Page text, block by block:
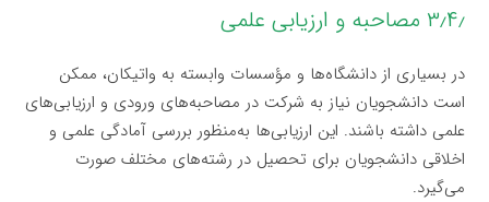
۳٫۴٫ مصاحبه و ارزیابی علمی
در بسیاری از دانشگاه‌ها و مؤسسات وابسته به واتیکان، ممکن
است دانشجویان نیاز به شرکت در مصاحبه‌های ورودی و ارزیابی‌های
علمی داشته باشند. این ارزیابی‌ها به‌منظور بررسی آمادگی علمی و
اخلاقی دانشجویان برای تحصیل در رشته‌های مختلف صورت
می‌گیرد.